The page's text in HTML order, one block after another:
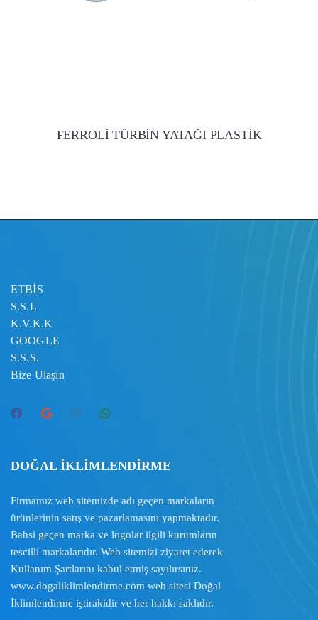
FERROLİ TÜRBİN YATAĞI PLASTİK
ETBİS
S.S.L
K.V.K.K
GOOGLE
S.S.S.
Bize Ulaşın
DOĞAL İKLİMLENDİRME
Firmamız web sitemizde adı geçen markaların
ürünlerinin satış ve pazarlamasını yapmaktadır.
Bahsi geçen marka ve logolar ilgili kurumların
tescilli markalarıdır. Web sitemizi ziyaret ederek
Kullanım Şartlarını kabul etmiş sayılırsınız.
www.dogaliklimlendirme.com web sitesi Doğal
İklimlendirme iştirakidir ve her hakkı saklıdır.